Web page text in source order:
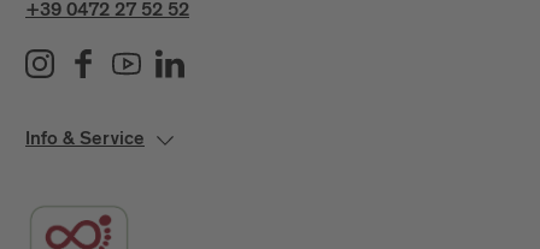
+39 0472 27 52 52
Info & Service